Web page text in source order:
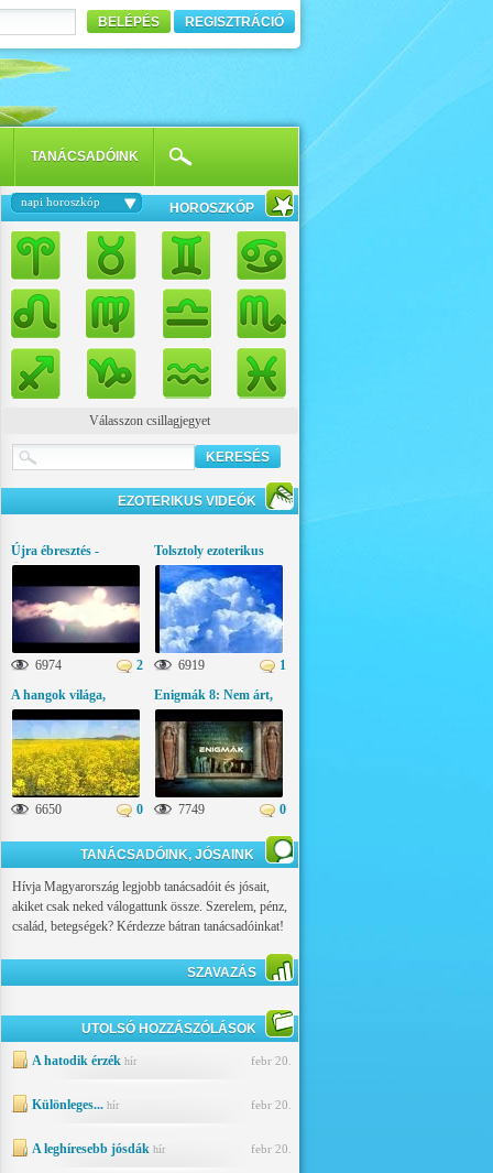
BELÉPÉS REGISZTRÁCIÓ
TANÁCSADÓINK
HOROSZKÓP
napi horoszkóp
Válasszon csillagjegyet
EZOTERIKUS VIDEÓK
Újra ébresztés -
Üzenetek az égi
világból
6974 2
Tolsztoly ezoterikus
gondolatai
6919
1
A hangok világa,
ezoterikus látványfilm
6650 0
Enigmák 8: Nem árt,
ha tudod!
7749 0
TANÁCSADÓINK, JÓSAINK
Hívja Magyarország legjobb tanácsadóit és jósait,
akiket csak neked válogattunk össze. Szerelem, pénz,
család, betegségek? Kérdezze bátran tanácsadóinkat!
SZAVAZÁS
UTOLSÓ HOZZÁSZÓLÁSOK
A hatodik érzék hír febr 20.
Különleges... hír febr 20.
A leghíresebb jósdák hír febr 20.